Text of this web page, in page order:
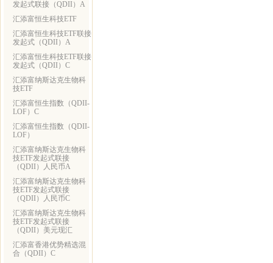
发起式联接（QDII）A
汇添富恒生科技ETF
汇添富恒生科技ETF联接
发起式（QDII）A
汇添富恒生科技ETF联接
发起式（QDII）C
汇添富纳斯达克生物科
技ETF
汇添富恒生指数（QDII-
LOF）C
汇添富恒生指数（QDII-
LOF）
汇添富纳斯达克生物科
技ETF发起式联接
（QDII）人民币A
汇添富纳斯达克生物科
技ETF发起式联接
（QDII）人民币C
汇添富纳斯达克生物科
技ETF发起式联接
（QDII）美元现汇
汇添富香港优势精选混
合（QDII）C